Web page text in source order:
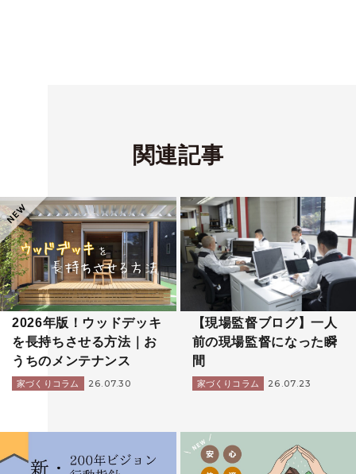
関連記事
2026年版！ウッドデッキ
を長持ちさせる方法｜お
うちのメンテナンス
家づくりコラム 26.07.30
【現場監督ブログ】一人
前の現場監督になった瞬
間
家づくりコラム 26.07.23